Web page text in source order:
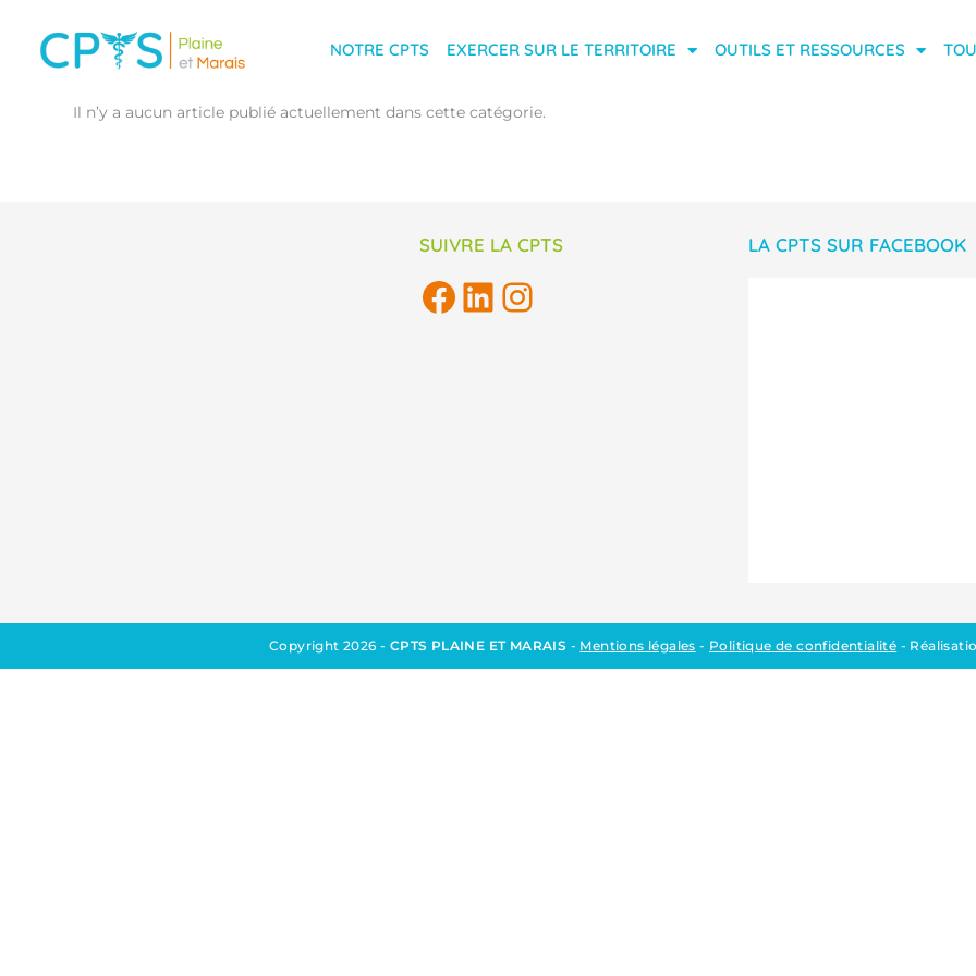
NOTRE CPTS EXERCER SUR LE TERRITOIRE OUTILS ET RESSOURCES
Il n’y a aucun article publié actuellement dans cette catégorie.
SUIVRE LA CPTS LA CPTS SUR FACEBOOK
Copyright 2026 - CPTS PLAINE ET MARAIS - Mentions légales - Politique de confidentialité -